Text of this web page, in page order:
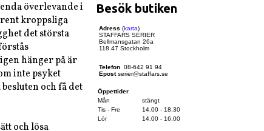
överlevande i
kroppsliga
det största
hänger på är
inte psyket
och få det
och lösa
Besök butiken
Adress (karta)
STAFFARS SERIER
Bellmansgatan 26a
118 47 Stockholm
Telefon 08-642 91 94
Epostserier@staffars.se
Öppettider
Mån
stängt
Tis - Fre
14.00 - 18.30
Lör
14.00 - 16.00